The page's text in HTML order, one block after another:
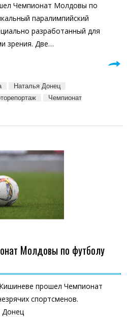
Чемпионат Молдовы по
паралимпийский
разработанный для
зрения. Две…
Наталья Донец
Чемпионат
Молдовы по футболу
прошел Чемпионат
спортсменов.